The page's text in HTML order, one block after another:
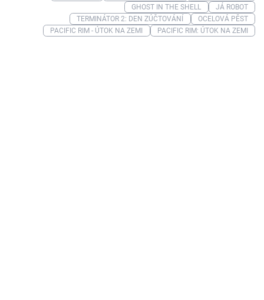
GHOST IN THE SHELL
JÁ ROBOT
TERMINÁTOR 2: DEN ZÚČTOVÁNÍ
OCELOVÁ PĚST
PACIFIC RIM - ÚTOK NA ZEMI
PACIFIC RIM: ÚTOK NA ZEMI